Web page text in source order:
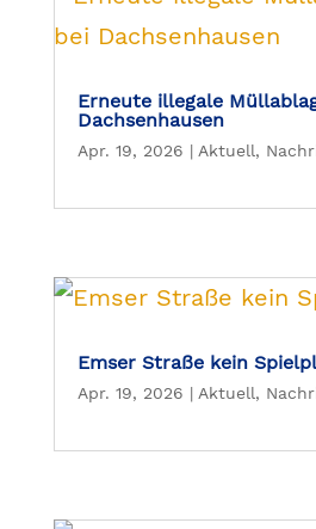
Erneute illegale
Dachsenhausen
Apr. 19, 2026 | Aktuell,
Emser Straße kein
Apr. 19, 2026 | Aktuell,